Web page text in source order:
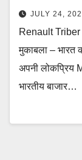
JULY 24,
Renault Triber
मुकाबला – भारत
अपनी लोकप्रिय
भारतीय बाजार…